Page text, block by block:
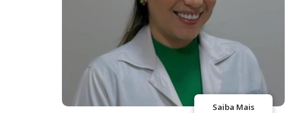
Saiba Mais